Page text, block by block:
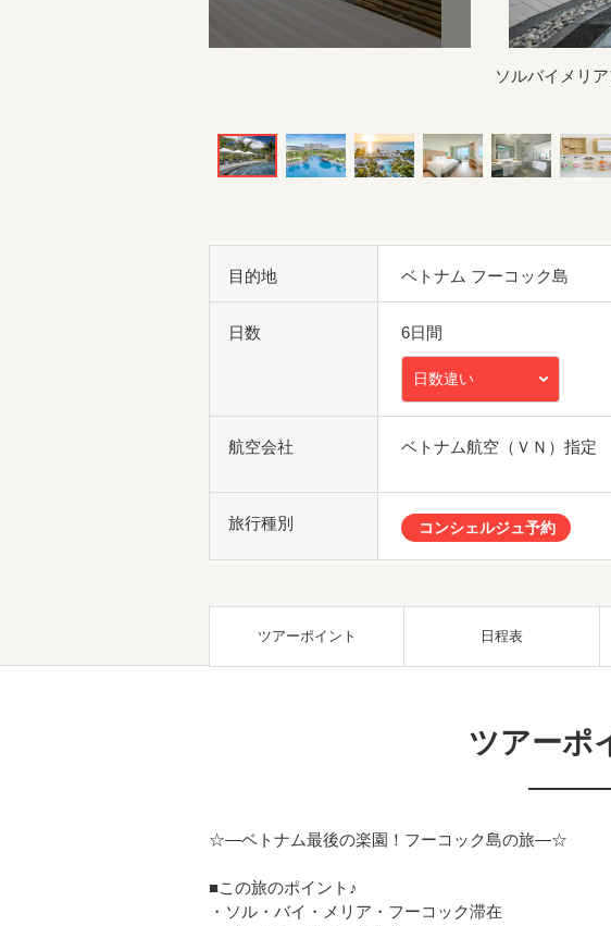
ソルバイメリ
目的地 ベトナム フーコック島
日数 6日間
日数違い
航空会社 ベトナム航空（ＶＮ）指定
旅行種別 コンシェルジュ予約
ツアーポイント 日程表
ツアーポ
☆―ベトナム最後の楽園！フーコック島の旅―☆
■この旅のポイント♪
・ソル・バイ・メリア・フーコック滞在